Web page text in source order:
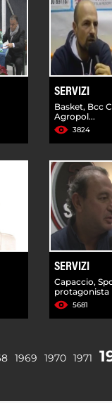
SERVIZI
Basket, Bcc
Agropol...
3824
SERVIZI
Capaccio,
protagonista
5681
1969 1970 1971